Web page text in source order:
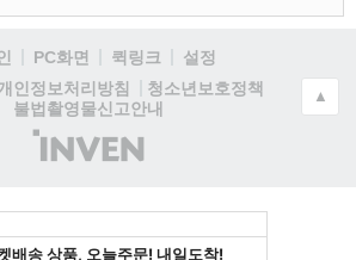
PC화면 퀵링크
설정
인정보처리방침
청소년보호정책
불법촬영물신고안내
(주)
인
▲